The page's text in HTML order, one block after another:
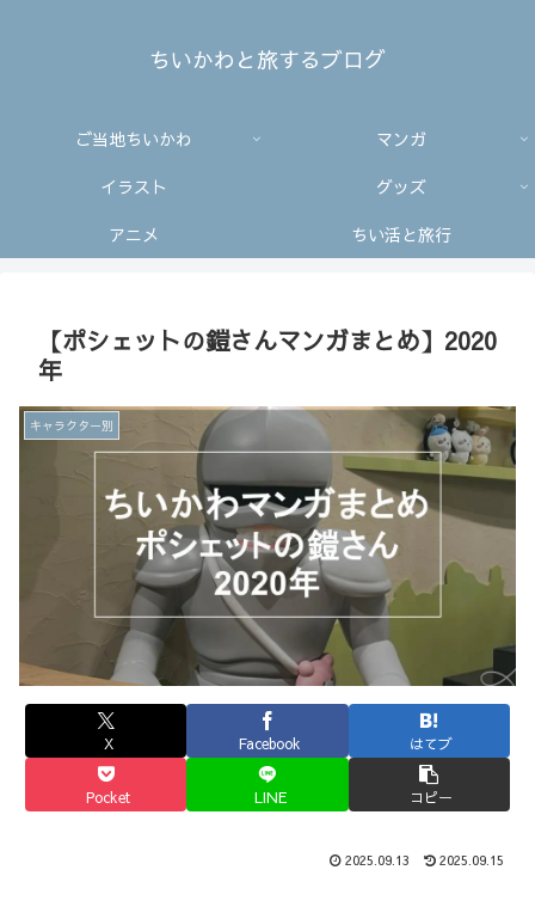
ちいかわと旅するブログ
ご当地ちいかわ
マンガ
イラスト
グッズ
アニメ
ちい活と旅行
【ポシェットの鎧さんマンガまとめ】2020
年
キャラクター別
X Facebook はてブ
Pocket LINE コピー
2025.09.13 2025.09.15